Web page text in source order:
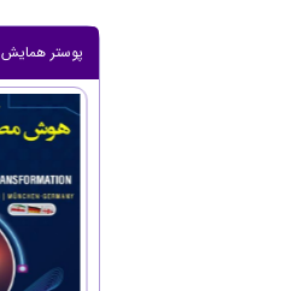
پوستر همایش